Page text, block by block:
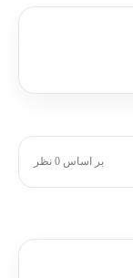
بر اساس 0 نظر